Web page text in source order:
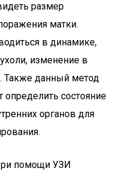
размер
матки.
в динамике,
изменение в
Также данный метод
определить состояние
органов для
помощи УЗИ